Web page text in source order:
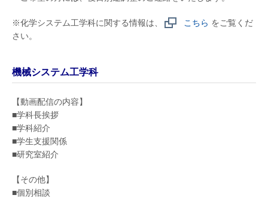
※化学システム工学科に関する情報は、 こちら をご覧くだ
さい。
機械システム工学科
【動画配信の内容】
■学科長挨拶
■学科紹介
■学生支援関係
■研究室紹介
【その他】
■個別相談